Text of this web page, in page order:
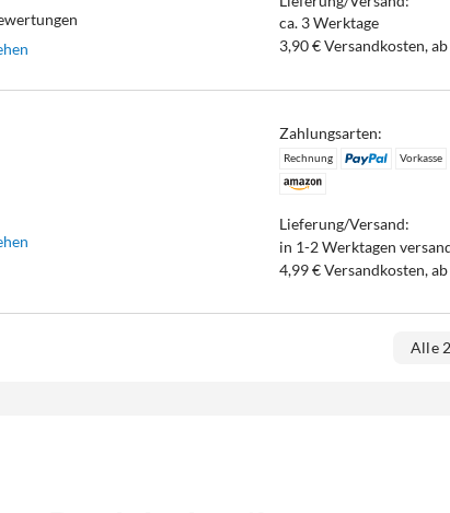
ca. 3 Werktage
3,90 € Versandkosten,
Zahlungsarten:
Rechnung Vorkasse
Lieferung/Versand:
in 1-2 Werktagen
4,99 € Versandkosten,
Alle